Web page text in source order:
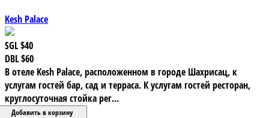
Kesh Palace
SGL$40
DBL$60
В отеле Kesh Palace, расположенном в городе Шахрисац, к
услугам гостей бар, сад и терраса. К услугам гостей ресторан,
круглосуточная стойка рег...